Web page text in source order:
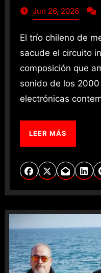
Jun 26, 2026
El trío chileno de metal moderno y metalcore
sacude el circuito
composición que
sonido de los
electrónicas
LEER MÁS